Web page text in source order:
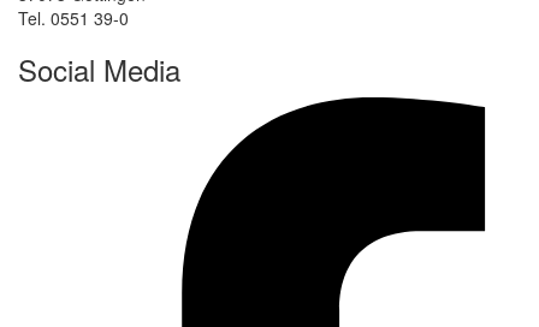
Tel. 0551 39-0
Social Media